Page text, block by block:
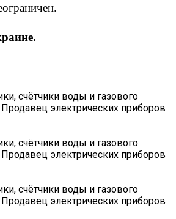
счётчики воды и газового
электрических приборов
счётчики воды и газового
электрических приборов
счётчики воды и газового
электрических приборов